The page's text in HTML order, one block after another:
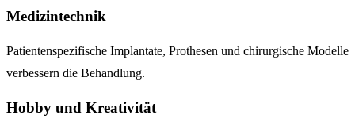
Medizintechnik
Patientenspezifische Implantate, Prothesen und chirurgische Modelle
verbessern die Behandlung.
Hobby und Kreativität